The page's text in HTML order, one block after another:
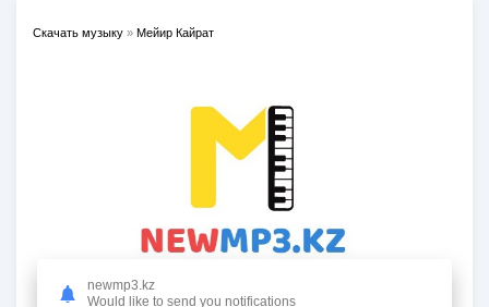
Скачать музыку » Мейир Кайрат
newmp3.kz
Would like to send you notifications